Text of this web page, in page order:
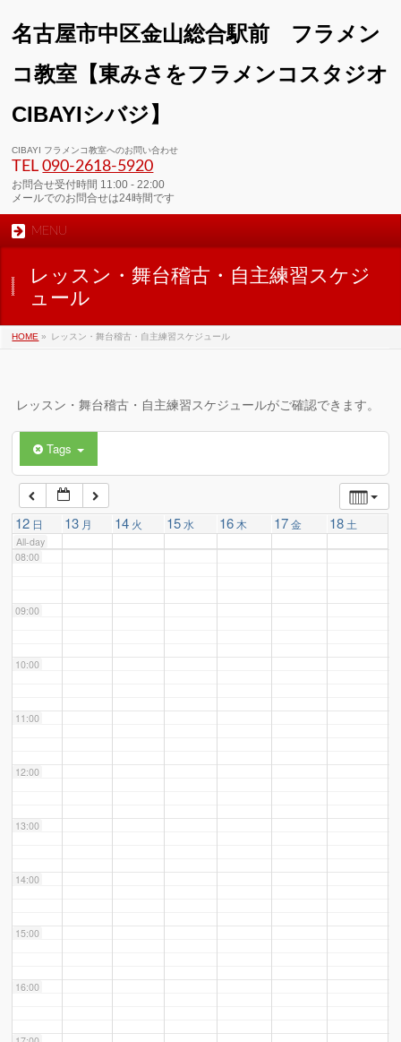
名古屋市中区金山総合駅前 フラメン
コ教室【東みさをフラメンコスタジオ
CIBAYIシバジ】
CIBAYI フラメンコ教室へのお問い合わせ
TEL090-2618‐5920
お問合せ受付時間 11:00 - 22:00
メールでのお問合せは24時間です
MENU
レッスン・舞台稽古・自主練習スケジ
ュール
HOME » レッスン・舞台稽古・自主練習スケジュール
レッスン・舞台稽古・自主練習スケジュールがご確認できます。
Tags
12 日 13 月 14 火 15水 16 木 17金 18 土
All-day
01:00
02:00
03:00
04:00
06:00
07:00
08:00
09:00
10:00
11:00
12:00
13:00
14:00
15:00
16:00